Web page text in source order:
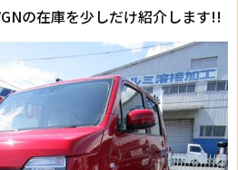
の在庫を少しだけ紹介します!!